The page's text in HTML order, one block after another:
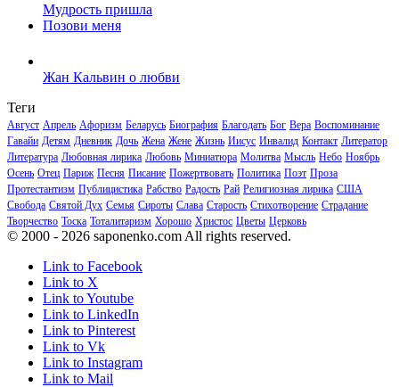
Мудрость пришла
Позови меня
Жан Кальвин о любви
Теги
Август Апрель Афоризм Беларусь Биография Благодать Бог Вера Воспоминание
Гавайи Детям Дневник Дочь Жена Жене Жизнь Иисус Инвалид Контакт Литератор
Литература Любовная лирика Любовь Миниатюра Молитва Мысль Небо Ноябрь
Осень Отец Париж Песня Писание Пожертвовать Политика Поэт Проза
Протестантизм Публицистика Рабство Радость Рай Религиозная лирика США
Свобода Святой Дух Семья Сироты Слава Старость Стихотворение Страдание
Творчество Тоска Тоталитаризм Хорошо Христос Цветы Церковь
© 2000 - 2026 saponenko.com All rights reserved.
Link to Facebook
Link to X
Link to Youtube
Link to LinkedIn
Link to Pinterest
Link to Vk
Link to Instagram
Link to Mail